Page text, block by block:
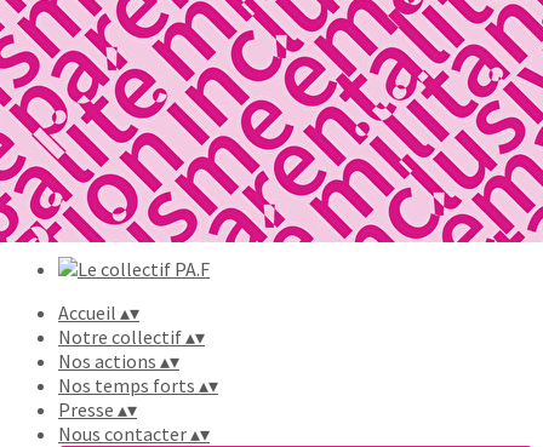
Exporter les lignes sélectionnées
Exporter toutes les colonnes
Exporter uniquement les colonnes affichées
Menu
Ajoutez un logo, un bouton, des réseaux sociaux
Cliquez pour éditer
Accueil ▴▾
Notre collectif▴▾
Nos actions ▴▾
Nos temps forts ▴▾
Presse ▴▾
Nous contacter▴▾